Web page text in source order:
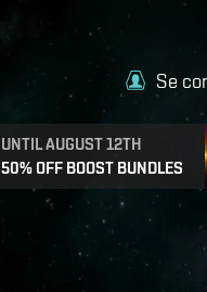
UNTIL AUGUST 12TH
50% OFF BOOST BUNDLES
Se